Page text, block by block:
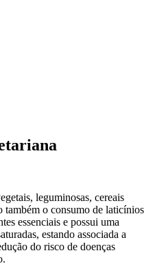
leguminosas, cereais
também o consumo de laticínios
essenciais e possui uma
estando associada a
do risco de doenças